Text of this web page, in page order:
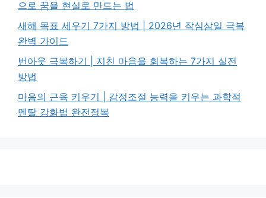
으로 꿈을 현실로 만드는 법
새해 목표 세우기 7가지 방법 | 2026년 작심삼일 극복
완벽 가이드
번아웃 극복하기 | 지친 마음을 회복하는 7가지 실전
방법
마음의 근육 키우기 | 감정조절 능력을 키우는 과학적
멘탈 강화법 완전정복